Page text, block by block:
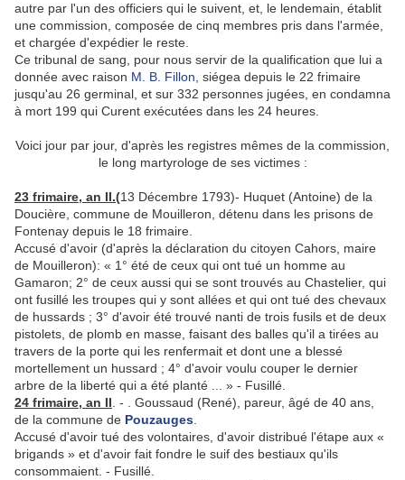
autre par l'un des officiers qui le suivent, et, le lendemain, établit
une commission, composée de cinq membres pris dans l'armée,
et chargée d'expédier le reste.
Ce tribunal de sang, pour nous servir de la qualification que lui a
donnée avec raison M. B. Fillon , siégea depuis le 22 frimaire
jusqu'au 26 germinal, et sur 332 personnes jugées, en condamna
à mort 199 qui Curent exécutées dans les 24 heures.
Voici jour par jour, d'après les registres mêmes de la commission,
le long martyrologe de ses victimes :
23 frimaire, an II.(13 Décembre 1793)- Huquet (Antoine) de la
Doucière, commune de Mouilleron, détenu dans les prisons de
Fontenay depuis le 18 frimaire.
Accusé d'avoir (d'après la déclaration du citoyen Cahors, maire
de Mouilleron): « 1° été de ceux qui ont tué un homme au
Gamaron; 2° de ceux aussi qui se sont trouvés au Chaste­lier, qui
ont fusillé les troupes qui y sont allées et qui ont tué des chevaux
de hussards ; 3° d'avoir été trouvé nanti de trois fusils et de deux
pistolets, de plomb en masse, faisant des balles qu'il a tirées au
travers de la porte qui les renfer­mait et dont une a blessé
mortellement un hussard ; 4° d'avoir voulu couper le dernier
arbre de la liberté qui a été planté ... » - Fusillé.
24 frimaire, an II . - . Goussaud (René), pareur, âgé de 40 ans,
de la commune de Pouzauges
Accusé d'avoir tué des volontaires, d'avoir distribué l'étape aux «
brigands » et d'avoir fait fondre le suif des bestiaux qu'ils
consommaient. - Fusillé.